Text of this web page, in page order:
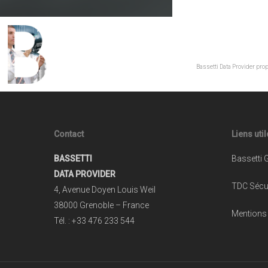
Bassetti Data Provider
Contact
BASSETTI
DATA PROVIDER
4, Avenue Doyen Louis Weil
38000 Grenoble – France
Tél. : +33 476 233 544
Liens
Bassetti
TDC
Mentions